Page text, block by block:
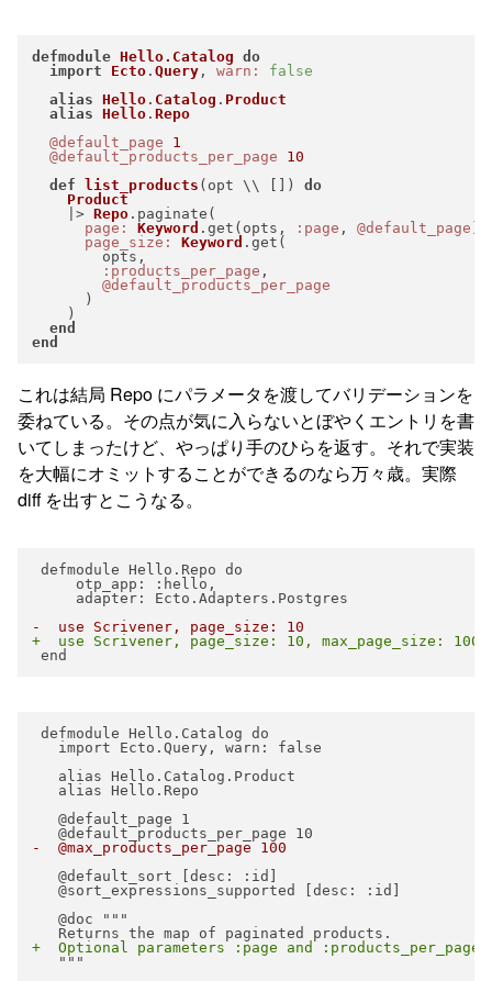
defmodule Hello.Catalog do
import
Ecto . Query , warn:
false
alias Hello . Catalog . Product
alias Hello . Repo
@default_page
1
@default_products_per_page
10
def
list_products (opt \\ []) do
Product
    |>
Repo .paginate(
page:
Keyword .get(opts, :page , @default_page
page_size:
Keyword .get(
        opts,
:products_per_page ,
@default_products_per_page
      )
    )
end
end
これは結局 Repo にパラメータを渡してバリデーションを
委ねている。その点が気に入らないとぼやくエントリを書
いてしまったけど、やっぱり手のひらを返す。それで実装
を大幅にオミットすることができるのなら万々歳。実際
diff を出すとこうなる。
defmodule Hello.Repo do
     otp_app: :hello,
     adapter: Ecto.Adapters.Postgres
-  use Scrivener, page_size: 10
+  use Scrivener, page_size: 10, max_page_size: 100
defmodule Hello.Catalog do
   import Ecto.Query, warn: false
   alias Hello.Catalog.Product
   alias Hello.Repo
   @default_page 1
-  @max_products_per_page 100
   @default_sort [desc: :id]
   @sort_expressions_supported [desc: :id]
   @doc """
+  Optional parameters :page and :products_per_page
   """